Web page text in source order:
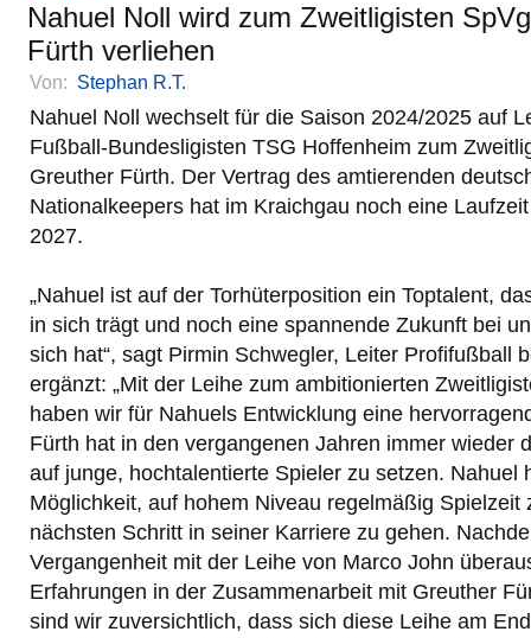
Nahuel Noll wird zum Zweitligisten
Fürth verliehen
Von: Stephan R.T.
Nahuel Noll wechselt für die Saison 2024/2025 auf
Fußball-Bundesligisten TSG Hoffenheim zum
Greuther Fürth. Der Vertrag des amtierenden
Nationalkeepers hat im Kraichgau noch eine
2027.
„Nahuel ist auf der Torhüterposition ein Toptalent,
in sich trägt und noch eine spannende Zukunft bei
sich hat“, sagt Pirmin Schwegler, Leiter Profifußball
ergänzt: „Mit der Leihe zum ambitionierten
haben wir für Nahuels Entwicklung eine
Fürth hat in den vergangenen Jahren immer wieder
auf junge, hochtalentierte Spieler zu setzen. Nahuel
Möglichkeit, auf hohem Niveau regelmäßig Spielzeit
nächsten Schritt in seiner Karriere zu gehen.
Vergangenheit mit der Leihe von Marco John
Erfahrungen in der Zusammenarbeit mit Greuther
sind wir zuversichtlich, dass sich diese Leihe am